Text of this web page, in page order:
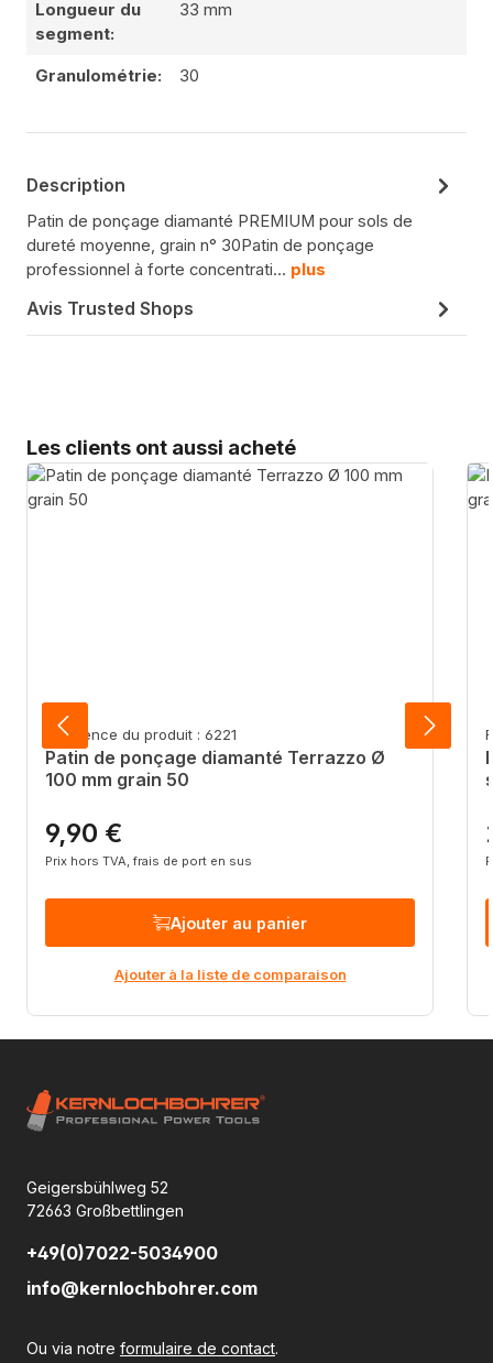
Longueur du
segment:
33 mm
Granulométrie: 30
Description
Patin de ponçage diamanté PREMIUM pour sols de
dureté moyenne, grain n° 30Patin de ponçage
professionnel à forte concentrati… plus
Avis Trusted Shops
Sauter la galerie de produits
Les clients ont aussi acheté
Référence du produit : 6221
Patin de ponçage diamanté Terrazzo Ø
100 mm grain 50
Prix régulier :
9,90 €
Prix hors TVA, frais de port en sus
Ajouter au panier
Ajouter à la liste de comparaison
Geigersbühlweg 52
72663 Großbettlingen
+49(0)7022-5034900
info@kernlochbohrer.com
Ou via notre formulaire de contact.